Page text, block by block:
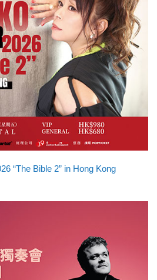
“The Bible 2” in Hong Kong